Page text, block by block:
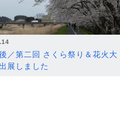
／第二回 さくら祭り＆花火大
展しました